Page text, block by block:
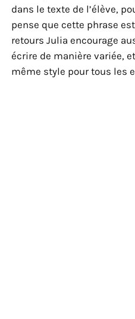
dans le texte de l’élève,
pense que cette phrase
retours Julia encourage
écrire de manière variée,
même style pour tous les